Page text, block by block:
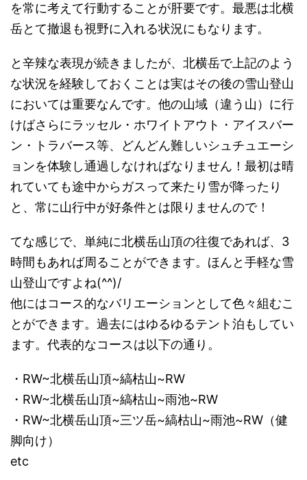
を常に考えて行動することが肝要です。最悪は北横
岳とて撤退も視野に入れる状況にもなります。
と辛辣な表現が続きましたが、北横岳で上記のよう
な状況を経験しておくことは実はその後の雪山登山
においては重要なんです。他の山域（違う山）に行
けばさらにラッセル・ホワイトアウト・アイスバー
ン・トラバース等、どんどん難しいシュチュエーシ
ョンを体験し通過しなければなりません！最初は晴
れていても途中からガスって来たり雪が降ったり
と、常に山行中が好条件とは限りませんので！
てな感じで、単純に北横岳山頂の往復であれば、3
時間もあれば周ることができます。ほんと手軽な雪
山登山ですよね(^^)/
他にはコース的なバリエーションとして色々組むこ
とができます。過去にはゆるゆるテント泊もしてい
ます。代表的なコースは以下の通り。
・RW~北横岳山頂~縞枯山~RW
・RW~北横岳山頂~縞枯山~雨池~RW
・RW~北横岳山頂~三ツ岳~縞枯山~雨池~RW（健
脚向け）
etc